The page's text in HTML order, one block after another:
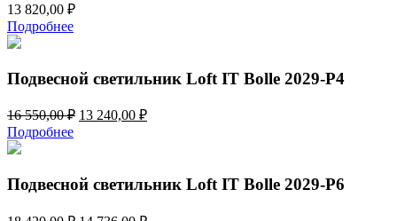
13 820,00 ₽
Подробнее
Подвесной светильник Loft IT Bolle 2029-P4
16 550,00₽ Первоначальная
550,00 ₽.
13 240,00 ₽Текущая
Подробнее
Подвесной светильник Loft IT Bolle 2029-P6
ПервоначальнаяТекущая